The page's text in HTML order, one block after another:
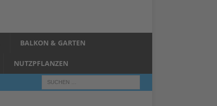
BALKON & GARTEN
NUTZPFLANZEN